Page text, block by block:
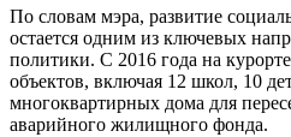
По словам мэра, развитие
остается одним из ключевых
политики. С 2016 года на
объектов, включая 12 школ, 10
многоквартирных дома для
аварийного жилищного фонда.